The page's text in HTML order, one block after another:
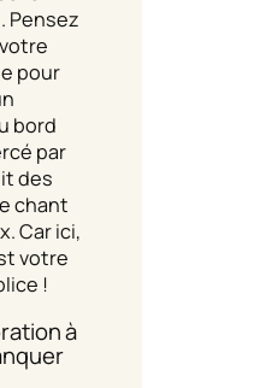
Pensez
pour
bord
par
des
chant
Car ici,
votre
!
à